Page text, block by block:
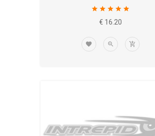
€ 16.20